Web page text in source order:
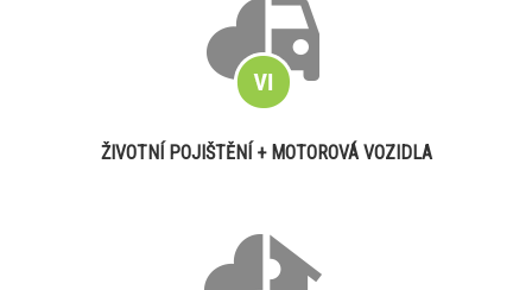
ŽIVOTNÍ POJIŠTĚNÍ + MOTOROVÁ VOZIDLA